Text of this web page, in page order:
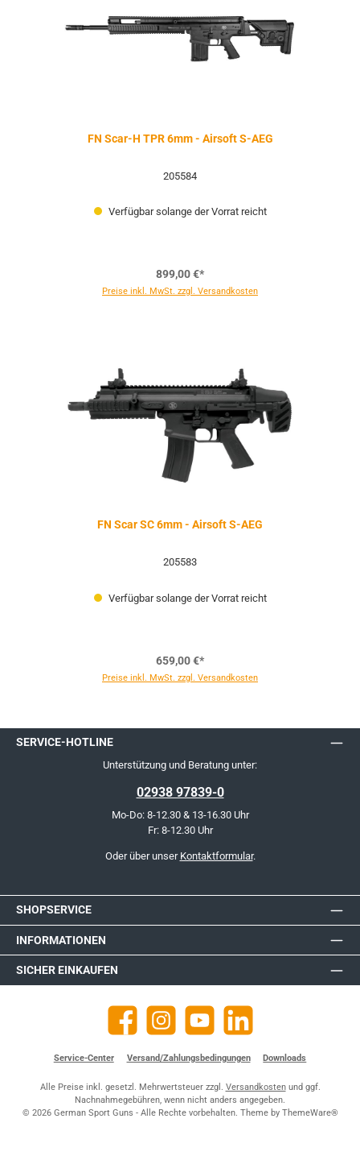
FN Scar-H TPR 6mm - Airsoft S-AEG
205584
Verfügbar solange der Vorrat reicht
899,00 €*
Preise inkl. MwSt. zzgl. Versandkosten
FN Scar SC 6mm - Airsoft S-AEG
205583
Verfügbar solange der Vorrat reicht
659,00 €*
Preise inkl. MwSt. zzgl. Versandkosten
SERVICE-HOTLINE
Unterstützung und Beratung unter:
02938 97839-0
Mo-Do: 8-12.30 & 13-16.30 Uhr
Fr: 8-12.30 Uhr
Oder über unser Kontaktformular.
SHOPSERVICE
INFORMATIONEN
SICHER EINKAUFEN
Facebook Instagram YouTube https://de.linkedin.com/company/
Service-Center Versand/Zahlungsbedingungen Downloads
Alle Preise inkl. gesetzl. Mehrwertsteuer zzgl. Versandkostenund ggf.
Nachnahmegebühren, wenn nicht anders angegeben.
© 2026 German Sport Guns - Alle Rechte vorbehalten. Theme by ThemeWare®